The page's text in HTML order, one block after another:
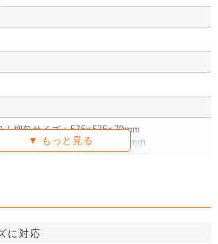
詳しくみる 詳しくみる 詳し
/ 梱包サイズ：575×575×70mm
/ 梱包サイズ：575×575×160mm
/ 梱包サイズ：575×575×320mm
に対応